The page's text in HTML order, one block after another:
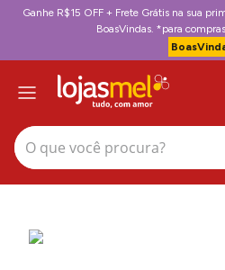
Ganhe R$15 OFF + Frete Grátis na sua
BoasVindas. *para
O que você procura?